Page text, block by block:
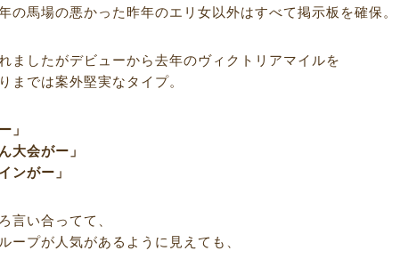
の馬場の悪かった昨年のエリ女以外はすべて掲示板を確保。
ましたがデビューから去年のヴィクトリアマイルを
までは案外堅実なタイプ。
」
大会がー」
ンがー」
言い合ってて、
ープが人気があるように見えても、